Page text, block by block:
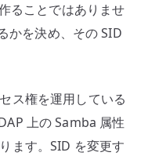
ることではありませ
かを決め、その SID
ス権を運用している
上の Samba 属性
ます。SID を変更す